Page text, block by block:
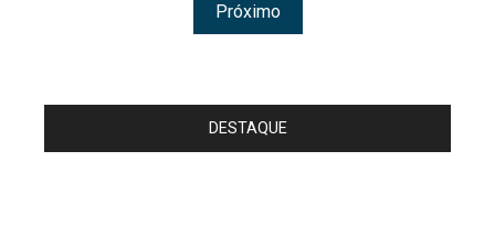
Próximo
DESTAQUE